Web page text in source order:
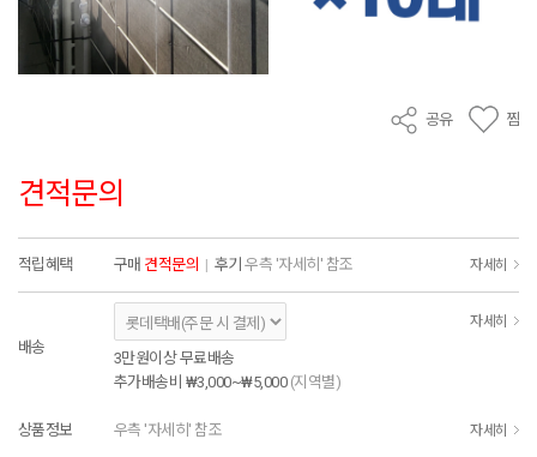
공유 찜
견적문의
적립혜택 구매 견적문의 | 후기 우측 '자세히' 참조 자세히
배송
자세히
3만원이상 무료배송
추가배송비 ₩3,000~₩5,000 (지역별)
상품정보 우측 '자세히' 참조 자세히